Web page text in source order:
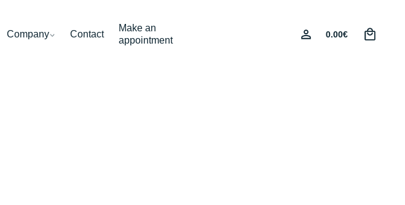
Company Contact
Make an
appointment
0.00€